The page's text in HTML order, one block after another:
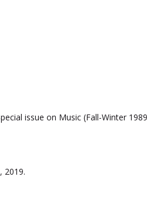
issue on Music (Fall-Winter
2019.